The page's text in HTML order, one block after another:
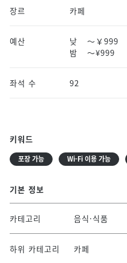
장르 카페
예산 낮
～￥999
밤
〜¥999
좌석 수 92
키워드
포장 가능 Wi-Fi 이용 가능
기본 정보
카테고리 음식·식품
하위 카테고리 카페